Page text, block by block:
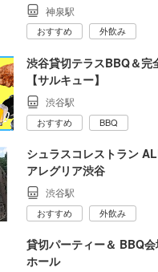
神泉駅
おすすめ 外飲み
渋谷貸切テラスBBQ＆完
【サルキュー】
渋谷駅
おすすめ BBQ
シュラスコレストラン
アレグリア渋谷
渋谷駅
おすすめ 外飲み
貸切パーティー＆ BBQ
ホール